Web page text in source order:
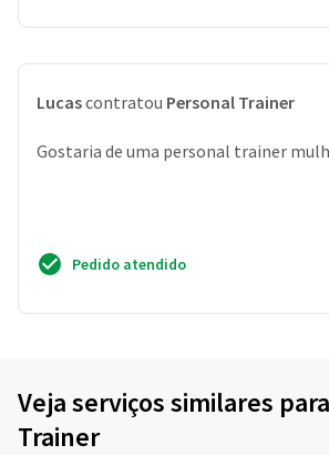
Lucascontratou Personal Trainer
Gostaria de uma personal trainer
Pedido atendido
Veja serviços similares
Trainer